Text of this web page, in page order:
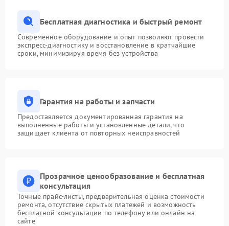
Бесплатная диагностика и быстрый ремонт
Современное оборудование и опыт позволяют провести
экспресс-диагностику и восстановление в кратчайшие
сроки, минимизируя время без устройства
Гарантия на работы и запчасти
Предоставляется документированная гарантия на
выполненные работы и установленные детали, что
защищает клиента от повторных неисправностей
Прозрачное ценообразование и бесплатная
консультация
Точные прайс-листы, предварительная оценка стоимости
ремонта, отсутствие скрытых платежей и возможность
бесплатной консультации по телефону или онлайн на
сайте